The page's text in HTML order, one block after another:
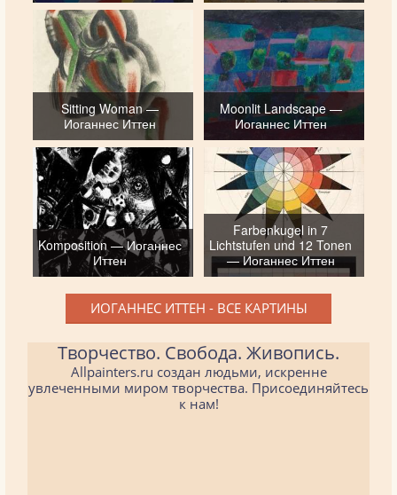
Sitting Woman —
Иоганнес Иттен
Moonlit Landscape —
Иоганнес Иттен
Komposition — Иоганнес
Иттен
Farbenkugel in 7
Lichtstufen und 12 Tonen
— Иоганнес Иттен
ИОГАННЕС ИТТЕН - ВСЕ КАРТИНЫ
Творчество. Свобода. Живопись.
Allpainters.ru создан людьми, искренне
увлеченными миром творчества. Присоединяйтесь
к нам!